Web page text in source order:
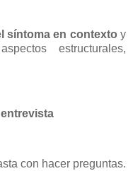
síntoma en contexto y
estructurales,
con hacer preguntas.